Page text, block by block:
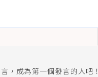
，成為第一個發言的人吧！